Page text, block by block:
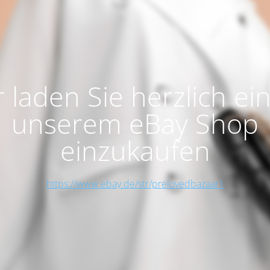
laden Sie herzlich
unserem eBay Shop
einzukaufen
https://www.ebay.de/str/prelovedbazaar1